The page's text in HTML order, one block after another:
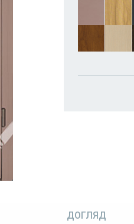
ДОГЛЯД